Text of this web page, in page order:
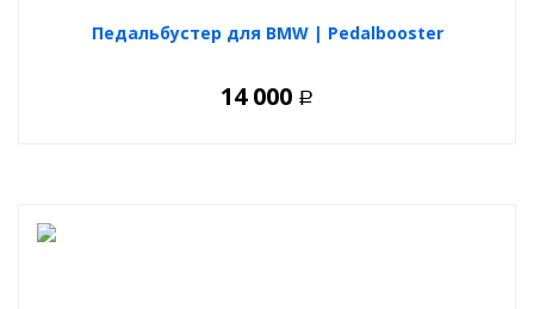
Педальбустер для BMW | Pedalbooster
14 000 Р